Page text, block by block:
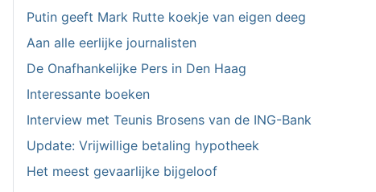
Putin geeft Mark Rutte koekje van eigen deeg
Aan alle eerlijke journalisten
De Onafhankelijke Pers in Den Haag
Interessante boeken
Interview met Teunis Brosens van de ING-Bank
Update: Vrijwillige betaling hypotheek
Het meest gevaarlijke bijgeloof